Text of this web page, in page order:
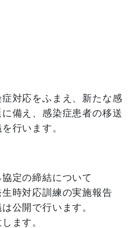
対応をふまえ、新たな感
備え、感染症患者の移送
行います。
定の締結について
生時対応訓練の実施報告
公開で行います。
ます。